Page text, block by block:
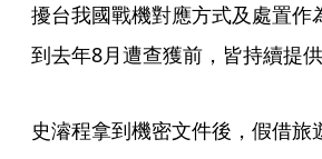
擾台我國戰機對應方式及處置作
到去年8月遭查獲前，皆持續提供
史濬程拿到機密文件後，假借